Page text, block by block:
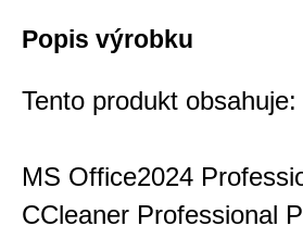
Popis výrobku
Tento produkt obsahuje:
MS Office2024
CCleaner Professional